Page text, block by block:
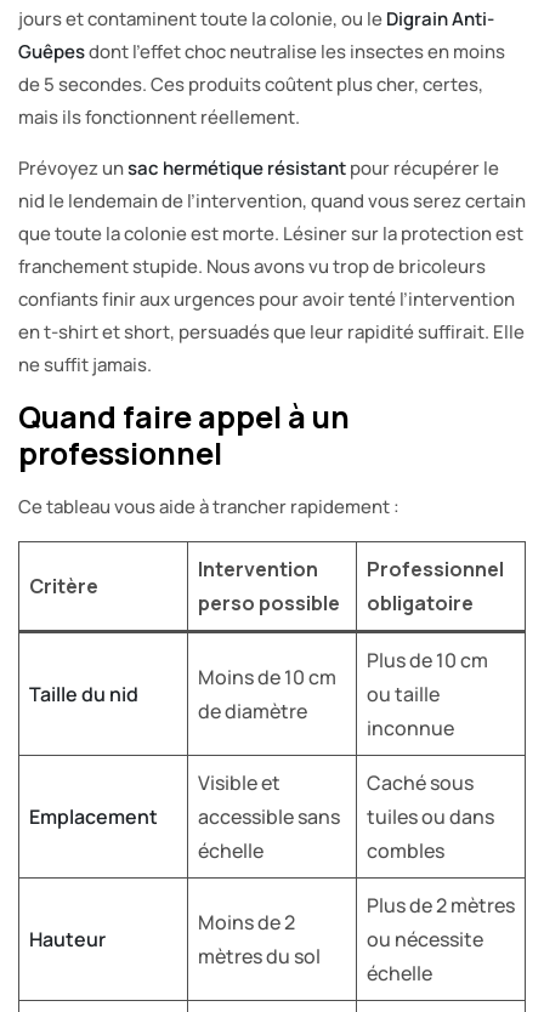
jours et contaminent toute la colonie, ou leDigrain Anti-
Guêpesdont l’effet choc neutralise les insectes en moins
de 5 secondes. Ces produits coûtent plus cher, certes,
mais ils fonctionnent réellement.
Prévoyez unsac hermétique résistantpour récupérer le
nid le lendemain de l’intervention, quand vous serez certain
que toute la colonie est morte. Lésiner sur la protection est
franchement stupide. Nous avons vu trop de bricoleurs
confiants finir aux urgences pour avoir tenté l’intervention
en t-shirt et short, persuadés que leur rapidité suffirait. Elle
ne suffit jamais.
Quand faire appel à un
professionnel
Ce tableau vous aide à trancher rapidement :
Critère
Intervention
perso possible
Professionnel
obligatoire
Taille du nid
Moins de 10 cm
de diamètre
Plus de 10 cm
ou taille
inconnue
Emplacement
Visible et
accessible sans
échelle
Caché sous
tuiles ou dans
combles
Hauteur
Moins de 2
mètres du sol
Plus de 2 mètres
ou nécessite
échelle